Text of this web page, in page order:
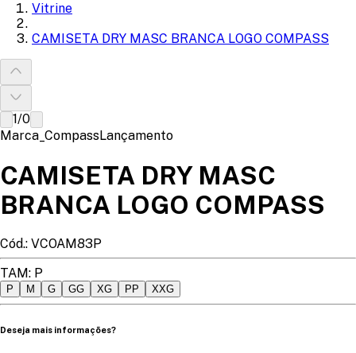
Vitrine
CAMISETA DRY MASC BRANCA LOGO COMPASS
1/0
Marca_CompassLançamento
CAMISETA DRY MASC
BRANCA LOGO COMPASS
Cód.: VCOAM83P
TAM: P
P M G GG XG PP XXG
Deseja mais informações?